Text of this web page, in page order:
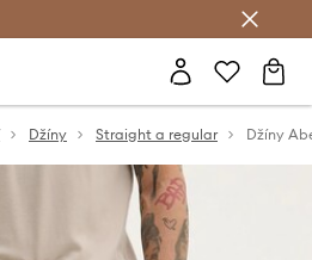
Džíny Straight a regular Džíny